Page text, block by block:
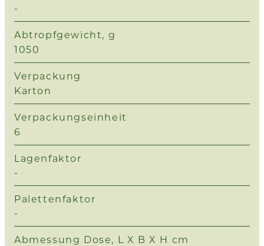
-
Abtropfgewicht, g
1050
Verpackung
Karton
Verpackungseinheit
6
Lagenfaktor
-
Palettenfaktor
-
Abmessung Dose, L X B X H cm